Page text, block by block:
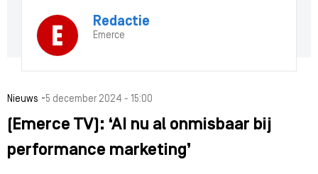
Redactie
Emerce
Nieuws -5 december 2024 - 15:00
(Emerce TV): ‘AI nu al onmisbaar bij
performance marketing’